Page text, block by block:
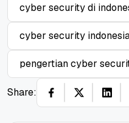
cyber security di
cyber security
pengertian cyber
Share: